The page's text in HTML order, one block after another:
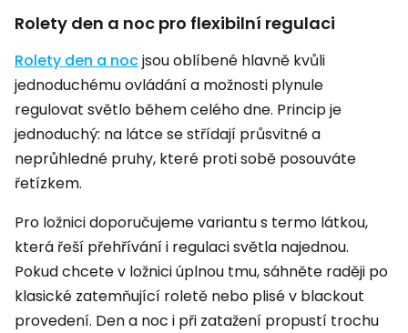
Rolety den a noc pro flexibilní regulaci
Rolety den a nocjsou oblíbené hlavně kvůli
jednoduchému ovládání a možnosti plynule
regulovat světlo během celého dne. Princip je
jednoduchý: na látce se střídají průsvitné a
neprůhledné pruhy, které proti sobě posouváte
řetízkem.
Pro ložnici doporučujeme variantu s termo látkou,
která řeší přehřívání i regulaci světla najednou.
Pokud chcete v ložnici úplnou tmu, sáhněte raději po
klasické zatemňující roletě nebo plisé v blackout
provedení. Den a noc i při zatažení propustí trochu